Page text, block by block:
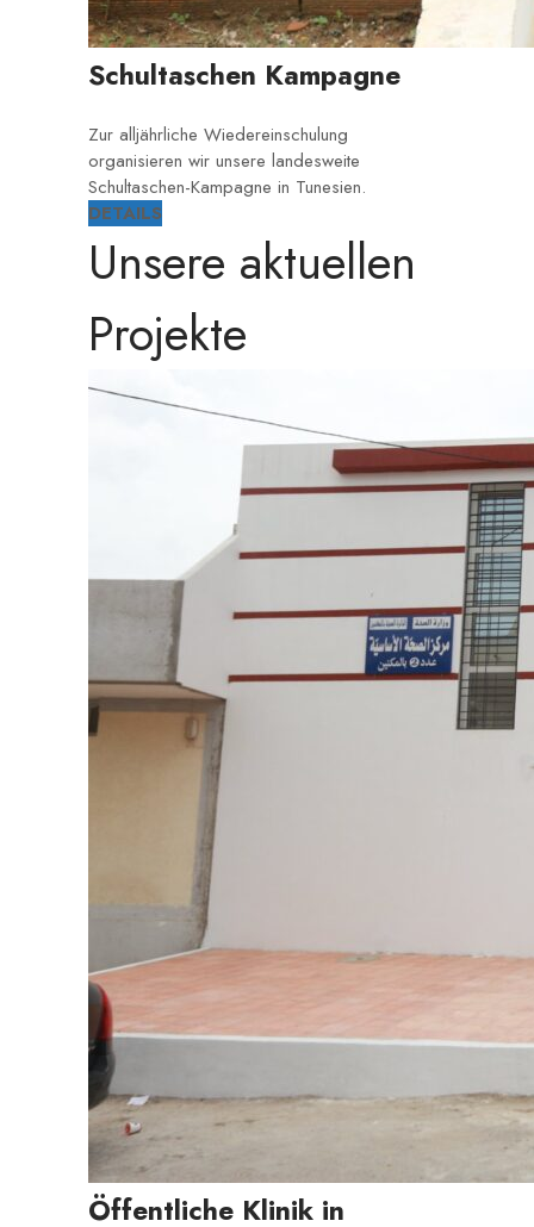
Schultaschen Kampagne
Zur alljährliche Wiedereinschulung
organisieren wir unsere landesweite
Schultaschen-Kampagne in Tunesien.
DETAILS
Unsere aktuellen
Projekte
Öffentliche Klinik in